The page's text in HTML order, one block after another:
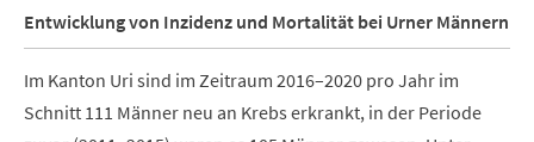
Entwicklung von Inzidenz und Mortalität bei Urner Männern
Im Kanton Uri sind im Zeitraum 2016–2020 pro Jahr im
Schnitt 111 Männer neu an Krebs erkrankt, in der Periode